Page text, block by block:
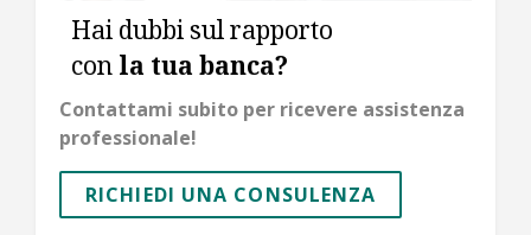
Hai dubbi sul rapporto
con la tua banca?
Contattami subito per ricevere assistenza
professionale!
RICHIEDI UNA CONSULENZA